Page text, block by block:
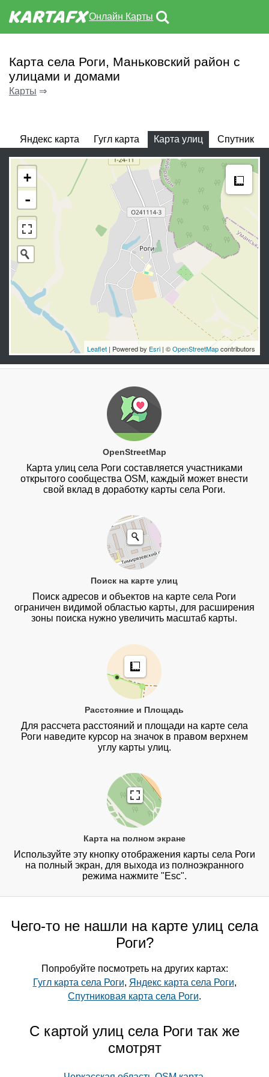
Онлайн Карты
Карта села Роги, Маньковский район с
улицами и домами
Карты ⇒
Яндекс карта Гугл карта Карта улиц Спутник
+
-
Leaflet | Powered by Esri | ©OpenStreetMapcontributors
OpenStreetMap
Карта улиц села Роги составляется участниками
открытого сообщества OSM, каждый может внести
свой вклад в доработку карты села Роги.
Поиск на карте улиц
Поиск адресов и объектов на карте села Роги
ограничен видимой областью карты, для расширения
зоны поиска нужно увеличить масштаб карты.
Расстояние и Площадь
Для рассчета расстояний и площади на карте села
Роги наведите курсор на значок в правом верхнем
углу карты улиц.
Карта на полном экране
Используйте эту кнопку отображения карты села Роги
на полный экран, для выхода из полноэкранного
режима нажмите "Esc".
Чего-то не нашли на карте улиц села
Роги?
Попробуйте посмотреть на других картах:
Гугл карта села Роги, Яндекс карта села Роги,
Спутниковая карта села Роги.
С картой улиц села Роги так же
смотрят